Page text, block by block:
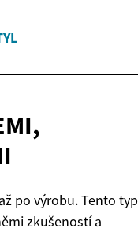
po výrobu. Tento typ
zkušeností a